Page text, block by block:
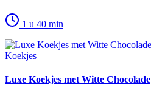
1 u 40 min
Koekjes
Luxe Koekjes met Witte Chocolade